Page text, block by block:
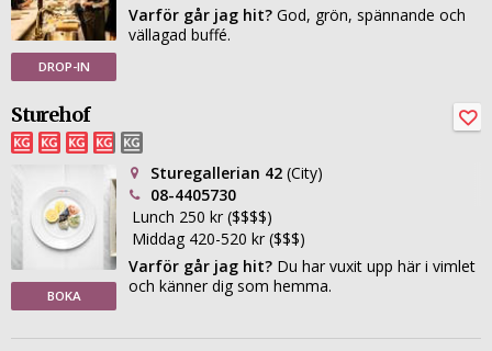
DROP-IN
Varför går jag hit? God, grön, spännande och
vällagad buffé.
Sturehof
BOKA
Sturegallerian 42 (City)
08-4405730
Lunch 250 kr ($$$$)
Middag 420-520 kr ($$$)
Varför går jag hit? Du har vuxit upp här i vimlet
och känner dig som hemma.